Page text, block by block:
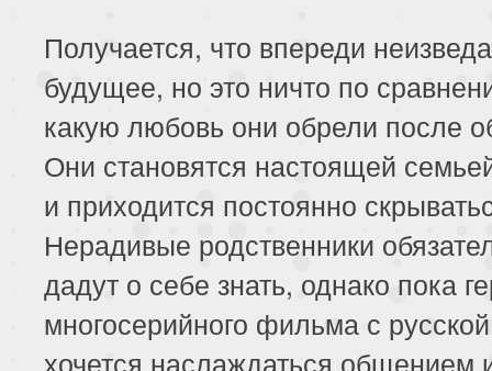
Получается, что впереди
будущее, но это ничто по
какую любовь они обрели после
Они становятся настоящей
и приходится постоянно
Нерадивые родственники
дадут о себе знать, однако пока
многосерийного фильма с
хочется наслаждаться общением